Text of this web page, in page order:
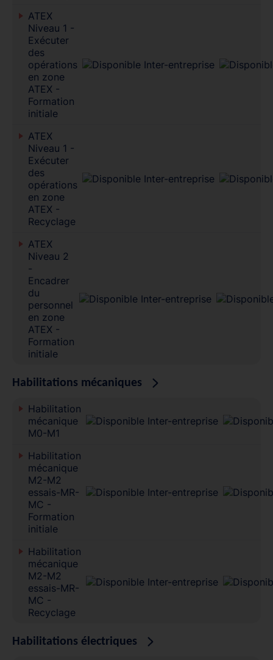
ATEX
Niveau 1 -
Exécuter
des
opérations
en zone
ATEX -
Formation
initiale
ATEX
Niveau 1 -
Exécuter
des
opérations
en zone
ATEX -
Recyclage
ATEX
Niveau 2
-
Encadrer
du
personnel
en zone
ATEX -
Formation
initiale
Habilitations mécaniques
Habilitation
mécanique
M0-M1
Habilitation
mécanique
M2-M2
essais-MR-
MC -
Formation
initiale
Habilitation
mécanique
M2-M2
essais-MR-
MC -
Recyclage
Habilitations électriques